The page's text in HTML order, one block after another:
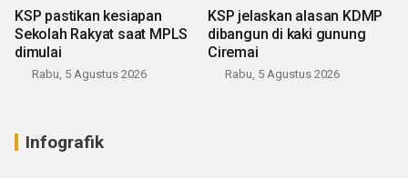
KSP pastikan kesiapan
Sekolah Rakyat saat MPLS
dimulai
Rabu, 5 Agustus 2026
KSP jelaskan alasan KDMP
dibangun di kaki gunung
Ciremai
Rabu, 5 Agustus 2026
Infografik